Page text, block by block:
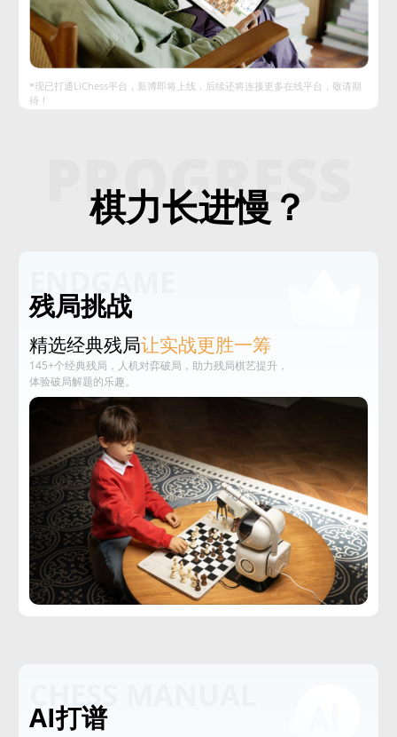
*现已打通LiChess平台，新博即将上线，后续还将连接更多在线平台，敬请期
待！
PROGRESS
棋力长进慢？
ENDGAME
残局挑战
精选经典残局让实战更胜一筹
145+个经典残局，人机对弈破局，助力残局棋艺提升，
体验破局解题的乐趣。
CHESS MANUAL
AI打谱